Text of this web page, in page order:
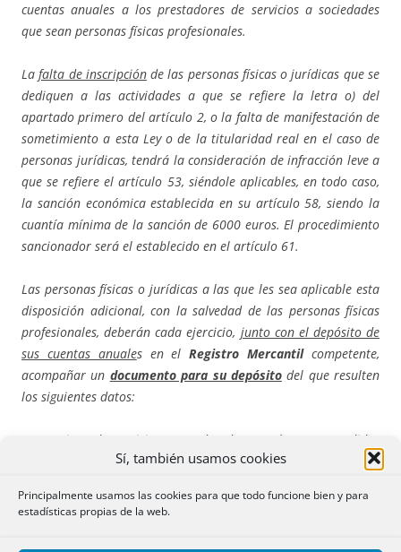
Sí, también usamos cookies
Principalmente usamos las cookies para que todo funcione bien y para
estadísticas propias de la web.
cuentas anuales a los prestadores de servicios a sociedades
que sean personas físicas profesionales.
Lafalta de inscripciónde las personas físicas o jurídicas que se
dediquen a las actividades a que se refiere la letra o) del
apartado primero del artículo 2, o la falta de manifestación de
sometimiento a esta Ley o de la titularidad real en el caso de
personas jurídicas, tendrá la consideración de infracción leve a
que se refiere el artículo 53, siéndole aplicables, en todo caso,
la sanción económica establecida en su artículo 58, siendo la
cuantía mínima de la sanción de 6000 euros. El procedimiento
sancionador será el establecido en el artículo 61.
Las personas físicas o jurídicas a las que les sea aplicable esta
disposición adicional, con la salvedad de las personas físicas
profesionales, deberán cada ejercicio, junto con el depósito de
sus cuentas anuales en elRegistro Mercantilcompetente,
acompañar un documento para su depósitodel que resulten
los siguientes datos:
a) Los tipos de servicios prestados de entre los comprendidos
en la letra o) del apartado primero del artículo 2.
b) Ámbito territorial donde opera indicando municipio o